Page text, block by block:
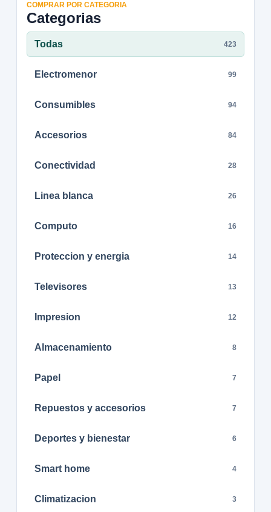
COMPRAR POR CATEGORIA
Categorias
Todas 423
Electromenor 99
Consumibles 94
Accesorios 84
Conectividad 28
Linea blanca 26
Computo 16
Proteccion y energia 14
Televisores 13
Impresion 12
Almacenamiento 8
Papel 7
Repuestos y accesorios 7
Deportes y bienestar 6
Smart home 4
Climatizacion 3